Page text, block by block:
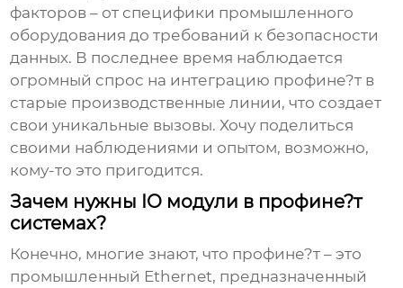
факторов – от специфики промышленного
оборудования до требований к безопасности
данных. В последнее время наблюдается
огромный спрос на интеграцию профине?т в
старые производственные линии, что создает
свои уникальные вызовы. Хочу поделиться
своими наблюдениями и опытом, возможно,
кому-то это пригодится.
Зачем нужны IO модули в профине?т
системах?
Конечно, многие знают, что профине?т – это
промышленный Ethernet, предназначенный